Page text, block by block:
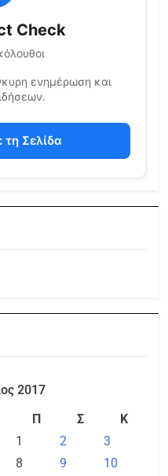
Check
ενημέρωση και
Σελίδα
2017
Π Σ
Κ
1
2
3
8 9
10